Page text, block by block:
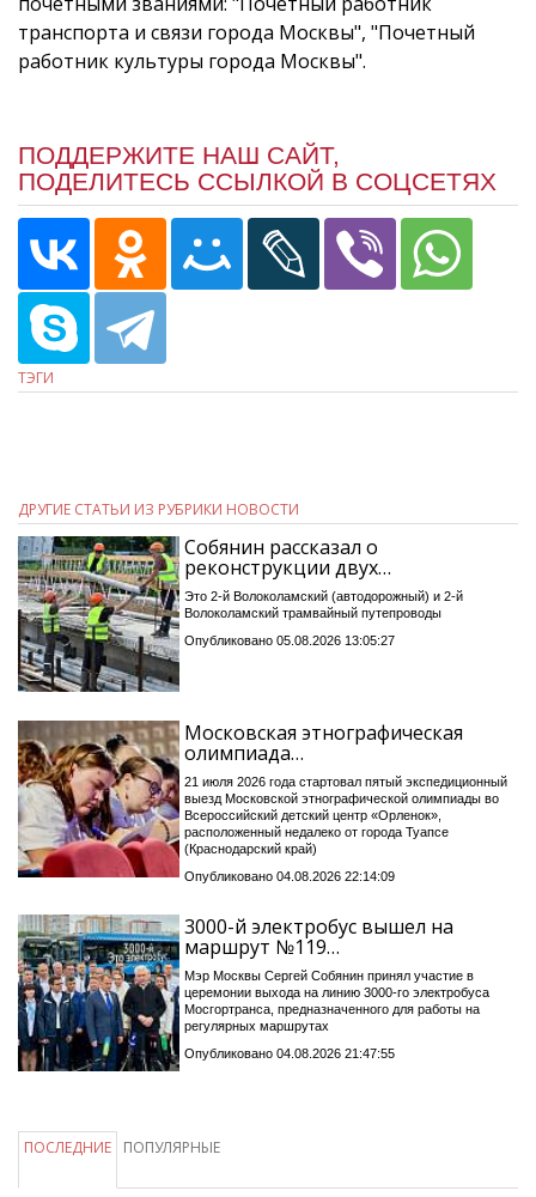
транспорта и связи города Москвы", "Почетный
работник культуры города Москвы".
ПОДДЕРЖИТЕ НАШ САЙТ,
ПОДЕЛИТЕСЬ ССЫЛКОЙ В СОЦСЕТЯХ
ТЭГИ
ДРУГИЕ СТАТЬИ ИЗ РУБРИКИ НОВОСТИ
Собянин рассказал о
реконструкции двух…
Это 2-й Волоколамский (автодорожный) и 2-й
Волоколамский трамвайный путепроводы
Опубликовано 05.08.2026 13:05:27
Московская этнографическая
олимпиада…
21 июля 2026 года стартовал пятый экспедиционный
выезд Московской этнографической олимпиады во
Всероссийский детский центр «Орленок»,
расположенный недалеко от города Туапсе
(Краснодарский край)
Опубликовано 04.08.2026 22:14:09
3000-й электробус вышел на
маршрут №119…
Мэр Москвы Сергей Собянин принял участие в
церемонии выхода на линию 3000-го электробуса
Мосгортранса, предназначенного для работы на
регулярных маршрутах
Опубликовано 04.08.2026 21:47:55
ПОСЛЕДНИЕ ПОПУЛЯРНЫЕ